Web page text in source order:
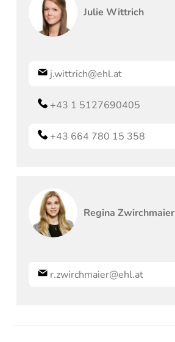
Julie Wittrich
j.wittrich@ehl.at
+43 1 5127690405
+43 664 780 15 358
Regina Zwirchmaier
r.zwirchmaier@ehl.at